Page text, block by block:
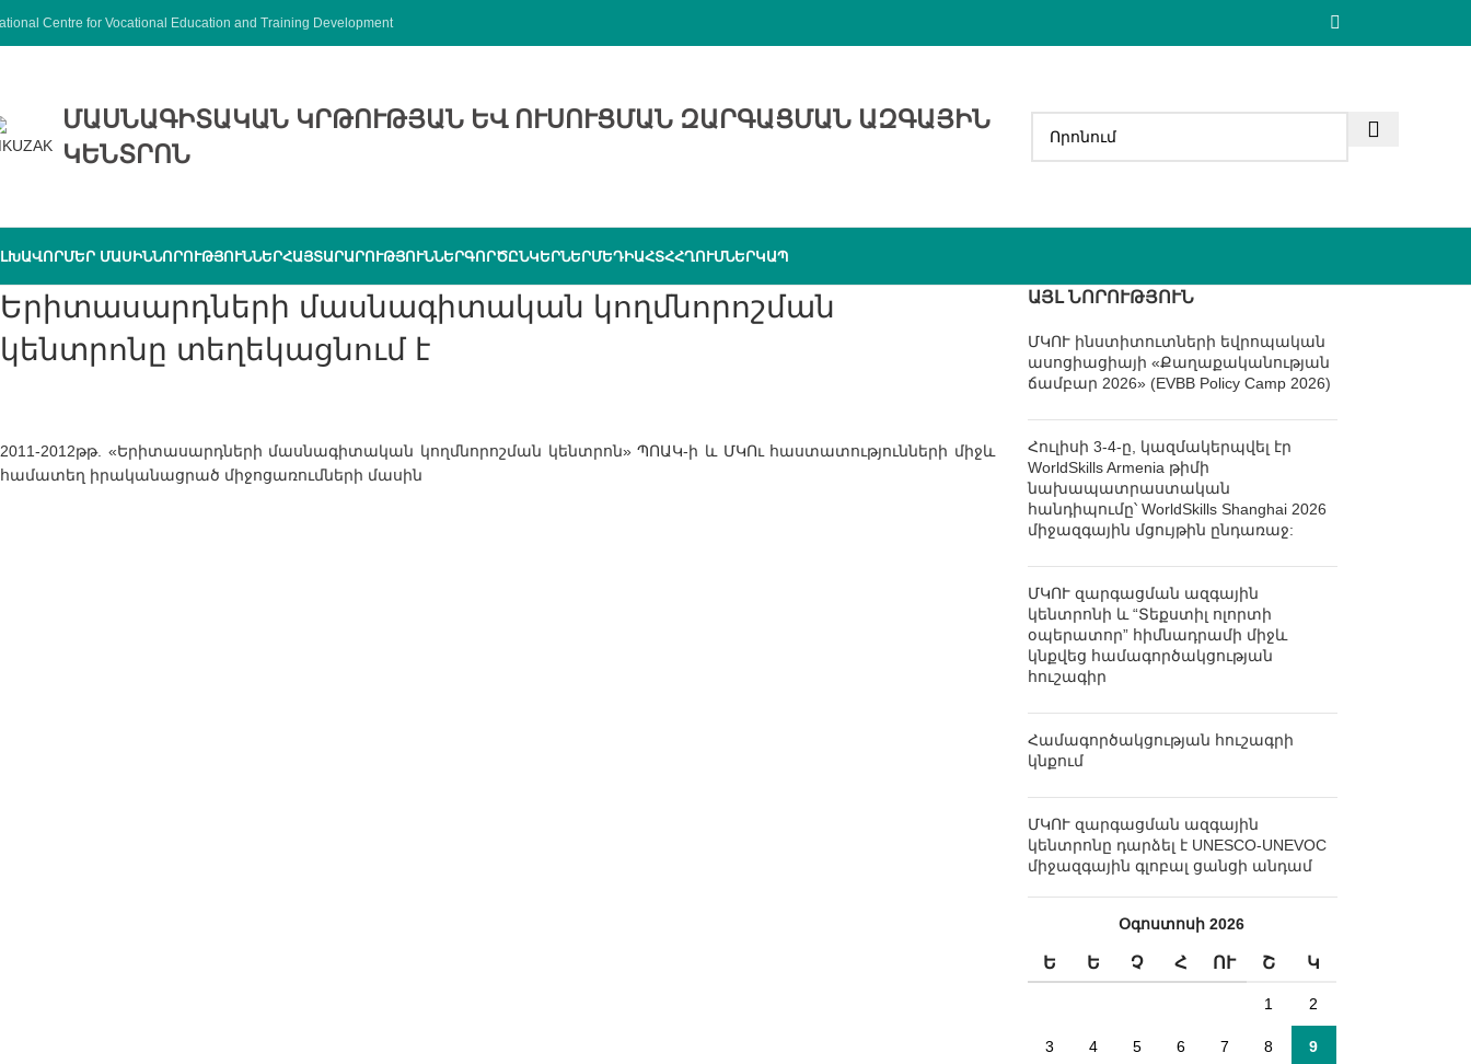
Centre for Vocational Education and Training Development
ՄԱՍՆԱԳԻՏԱԿԱՆ ԿՐԹՈՒԹՅԱՆ ԵՎ ՈՒՍՈՒՑՄԱՆ ԶԱՐԳԱՑՄԱՆ ԱԶԳԱՅԻՆ
ԿԵՆՏՐՈՆ
ՄԵՐ ՄԱՍԻՆՆՈՐՈՒԹՅՈՒՆՆԵՐՀԱՅՏԱՐԱՐՈՒԹՅՈՒՆՆԵՐԳՈՐԾԸՆԿԵՐՆԵՐՄԵԴԻԱՀՏՀՀՂՈՒՄՆԵՐԿԱՊ
Երիտասարդների մասնագիտական կողմնորոշման
կենտրոնը տեղեկացնում է
2011-2012թթ. «Երիտասարդների մասնագիտական կողմնորոշման կենտրոն» ՊՈԱԿ-ի և ՄԿՈւ հաստատությունների միջև
համատեղ իրականացրած միջոցառումների մասին
ԱՅԼ ՆՈՐՈՒԹՅՈՒՆ
ՄԿՈՒ ինստիտուտների եվրոպական
ասոցիացիայի «Քաղաքականության
ճամբար 2026» (EVBB Policy Camp 2026)
Հուլիսի 3-4-ը, կազմակերպվել էր
WorldSkills Armenia թիմի
նախապատրաստական
հանդիպումը՝ WorldSkills Shanghai 2026
միջազգային մցույթին ընդառաջ:
ՄԿՈՒ զարգացման ազգային
կենտրոնի և “Տեքստիլ ոլորտի
օպերատոր” հիմնադրամի միջև
կնքվեց համագործակցության
հուշագիր
Համագործակցության հուշագրի
կնքում
ՄԿՈՒ զարգացման ազգային
կենտրոնը դարձել է UNESCO-UNEVOC
միջազգային գլոբալ ցանցի անդամ
Օգոստոսի 2026
Ե Ե Չ Հ ՈՒ Շ Կ
1 2
3 4 5 6 7 8 9